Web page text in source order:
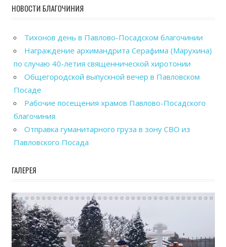
НОВОСТИ БЛАГОЧИНИЯ
Тихонов день в Павлово-Посадском благочинии
Награждение архимандрита Серафима (Марухина)
по случаю 40-летия священнической хиротонии
Общегородской выпускной вечер в Павловском
Посаде
Рабочие посещения храмов Павлово-Посадского
благочиния
Отправка гуманитарного груза в зону СВО из
Павловского Посада
ГАЛЕРЕЯ